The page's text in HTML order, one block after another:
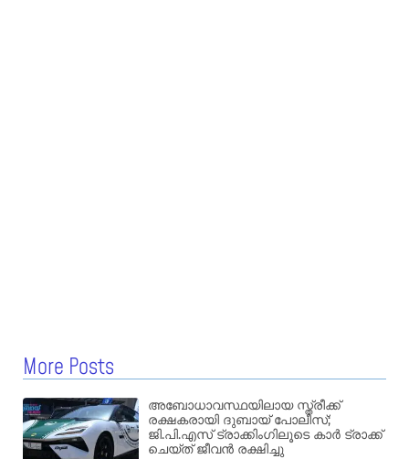
More Posts
അബോധാവസ്ഥയിലായ സ്ത്രീക്ക്
രക്ഷകരായി ദുബായ് പോലീസ്;
ജി.പി.എസ് ട്രാക്കിംഗിലൂടെ കാർ ട്രാക്ക്
ചെയ്ത് ജീവൻ രക്ഷിച്ചു